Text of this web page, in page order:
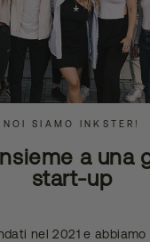
NOI SIAMO INKSTER!
a una
start-up
nel 2021 e